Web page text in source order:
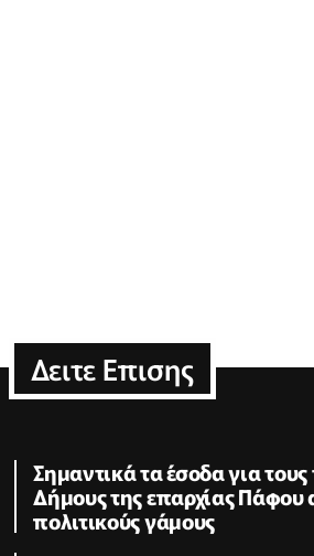
Δειτε Επισης
Σημαντικά τα έσοδα για τους
Δήμους της επαρχίας Πάφου
πολιτικούς γάμους